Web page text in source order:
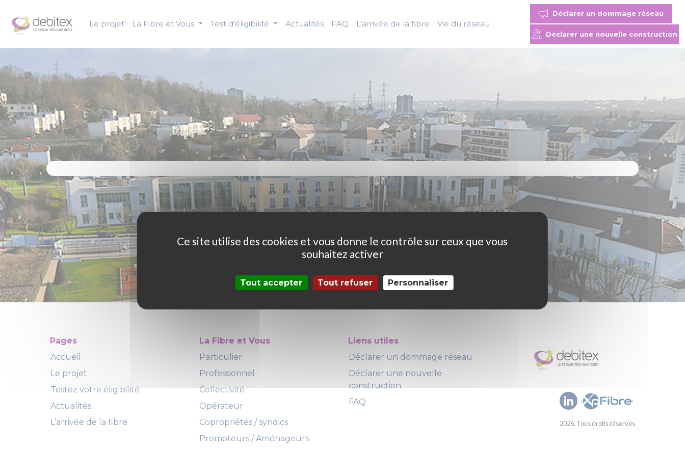
Le projet La Fibre et Vous Test d'éligibilité Actualités FAQ L’arrivée de la fibre Vie du réseau
Déclarer un dommage réseau
Déclarer une nouvelle construction
Pages
Accueil
Le projet
Testez votre éligibilité
Actualités
L’arrivée de la fibre
La Fibre et Vous
Particulier
Professionnel
Collectivité
Opérateur
Copropriétés / syndics
Promoteurs / Aménageurs
Liens utiles
Déclarer un dommage réseau
Déclarer une nouvelle
construction
FAQ
2026, Tous droits réservés
Ce site utilise des cookies et vous donne le contrôle sur ceux que vous
souhaitez activer
Tout accepter Tout refuser Personnaliser